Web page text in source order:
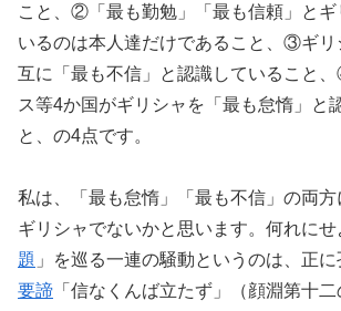
こと、②「最も勤勉」「最も信頼」とギ
いるのは本人達だけであること、③ギリ
互に「最も不信」と認識していること
ス等4か国がギリシャを「最も怠惰」と
と、の4点です。
私は、「最も怠惰」「最も不信」の両
ギリシャでないかと思います。何れにせ
題 」を巡る一連の騒動というのは、正に
要諦 「信なくんば立たず」（顔淵第十